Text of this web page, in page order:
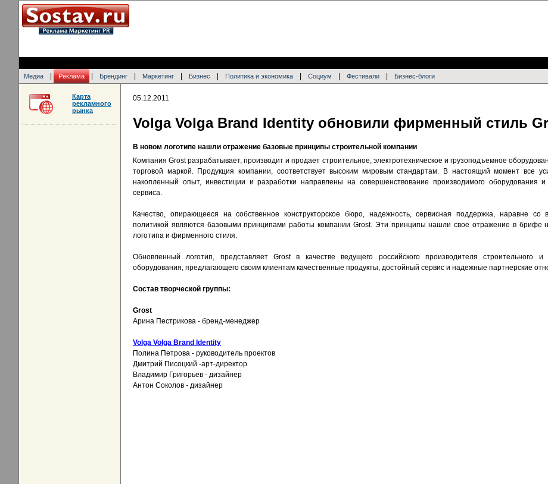
Медиа Реклама Брендинг Маркетинг Бизнес Политика и экономика Социум Фестивали Бизнес-блоги
05.12.2011
Volga Volga Brand Identity обновили фирменный стиль
В новом логотипе нашли отражение базовые принципы строительной компании
Компания Grost разрабатывает, производит и продает строительное, электротехническое и грузоподъемное
торговой маркой. Продукция компании, соответствует высоким мировым стандартам. В настоящий момент все
накопленный опыт, инвестиции и разработки направлены на совершенствование производимого оборудования и
сервиса.
Качество, опирающееся на собственное конструкторское бюро, надежность, сервисная поддержка, наравне со
политикой являются базовыми принципами работы компании Grost. Эти принципы нашли свое отражение в брифе
логотипа и фирменного стиля.
Обновленный логотип, представляет Grost в качестве ведущего российского производителя строительного и
оборудования, предлагающего своим клиентам качественные продукты, достойный сервис и надежные партнерские
Состав творческой группы:
Grost
Арина Пестрикова - бренд-менеджер
Volga Volga Brand Identity
Полина Петрова - руководитель проектов
Дмитрий Писоцкий -арт-директор
Владимир Григорьев - дизайнер
Антон Соколов - дизайнер
Карта
рекламного
рынка